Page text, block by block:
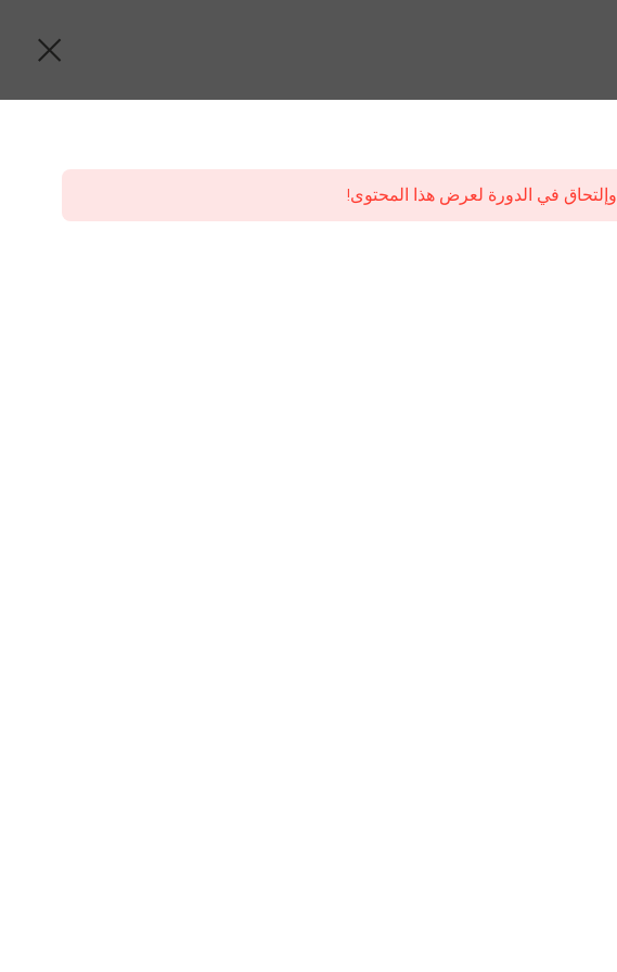
وإلتحاق في الدورة لعرض هذا المحتوى!